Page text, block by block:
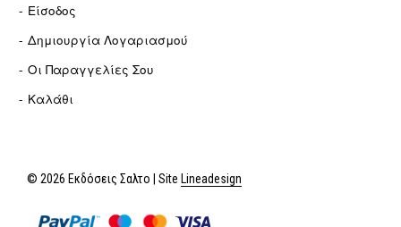
Είσοδος
Δημιουργία Λογαριασμού
Οι Παραγγελίες Σου
Καλάθι
© 2026 Εκδόσεις Σαλτο | Site Lineadesign